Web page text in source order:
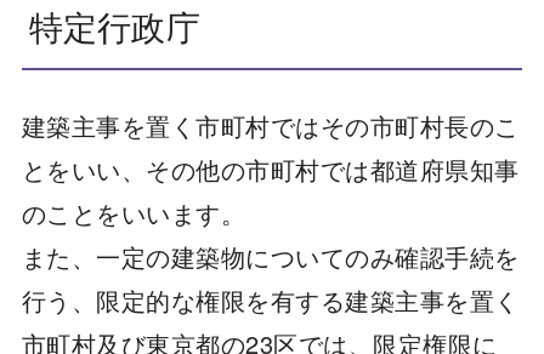
特定行政庁
建築主事を置く市町村ではその市町村長のこ
とをいい、その他の市町村では都道府県知事
のことをいいます。
また、一定の建築物についてのみ確認手続を
行う、限定的な権限を有する建築主事を置く
市町村及び東京都の23区では、限定権限に